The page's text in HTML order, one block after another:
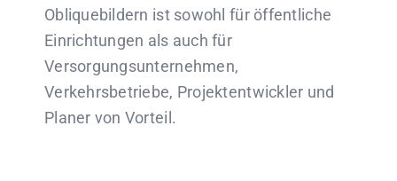
Obliquebildern ist sowohl für öffentliche
Einrichtungen als auch für
Versorgungsunternehmen,
Verkehrsbetriebe, Projektentwickler und
Planer von Vorteil.